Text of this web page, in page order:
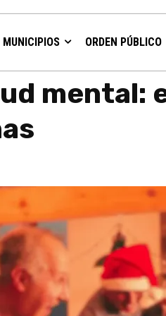
MUNICIPIOS ORDEN PÚBLICO
mental: